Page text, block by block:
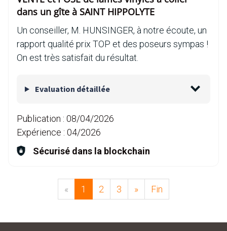
dans un gîte à SAINT HIPPOLYTE
Un conseiller, M. HUNSINGER, à notre écoute, un
rapport qualité prix TOP et des poseurs sympas !
On est très satisfait du résultat.
Evaluation détaillée
Publication : 08/04/2026
Expérience : 04/2026
Sécurisé dans la blockchain
« 1 2 3 » Fin